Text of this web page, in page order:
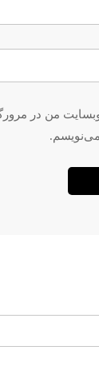
وبسایت من در
می‌نویسم.